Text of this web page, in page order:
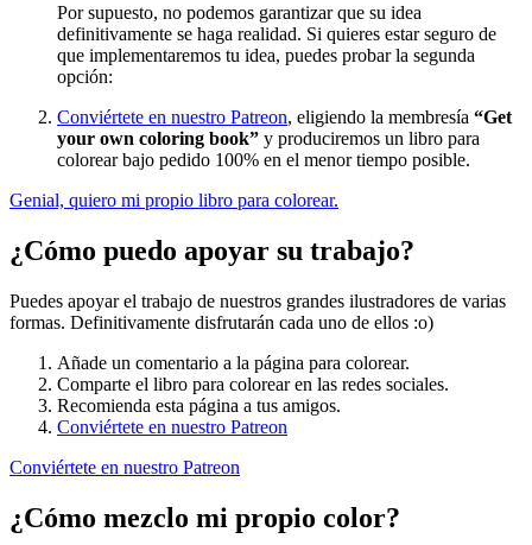
Por supuesto, no podemos garantizar que su idea
definitivamente se haga realidad. Si quieres estar seguro de
que implementaremos tu idea, puedes probar la segunda
opción:
Conviértete en nuestro Patreon, eligiendo la membresía “Get
your own coloring book” y produciremos un libro para
colorear bajo pedido 100% en el menor tiempo posible.
Genial, quiero mi propio libro para colorear.
¿Cómo puedo apoyar su trabajo?
Puedes apoyar el trabajo de nuestros grandes ilustradores de varias
formas. Definitivamente disfrutarán cada uno de ellos :o)
Añade un comentario a la página para colorear.
Comparte el libro para colorear en las redes sociales.
Recomienda esta página a tus amigos.
Conviértete en nuestro Patreon
Conviértete en nuestro Patreon
¿Cómo mezclo mi propio color?